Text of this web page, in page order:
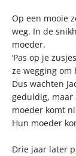
Op een mooie
weg. In de
moeder.
‘Pas op je
ze wegging om
Dus wachten
geduldig, maar
moeder komt
Hun moeder
Drie jaar later